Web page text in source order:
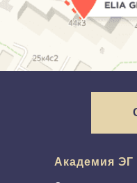
Академия ЭГ